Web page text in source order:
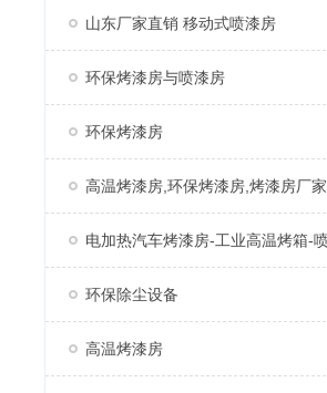
山东厂家直销 移动式喷漆房
环保烤漆房与喷漆房
环保烤漆房
高温烤漆房,环保烤漆房,烤漆房厂家
环保除尘设备
高温烤漆房